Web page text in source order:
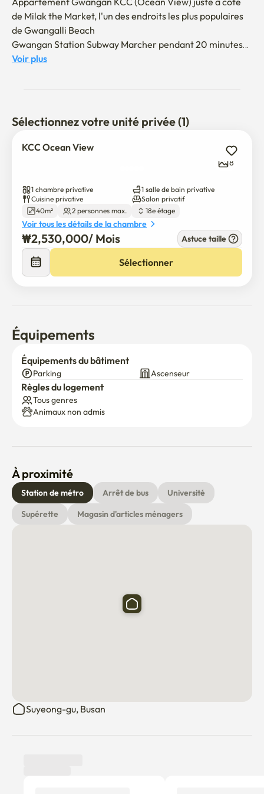
de Milak the Market, l'un des endroits les plus populaires
de Gwangalli Beach
Gwangan Station Subway Marcher pendant 20 minutes
Mobilier complet
Voir plus
Sélectionnez votre unité privée (1)
KCC Ocean View
8
1 chambre privative
1 salle de bain privative
Cuisine privative
Salon privatif
40m²
2 personnes max. 18e étage
Voir tous les détails de la chambre
₩2,530,000/ Mois Astuce taille
Sélectionner
Équipements
Équipements du bâtiment
Parking Ascenseur
Règles du logement
Tous genres
Animaux non admis
À proximité
Station de métro Arrêt de bus
Université
Supérette
Magasin d'articles ménagers
Suyeong-gu, Busan